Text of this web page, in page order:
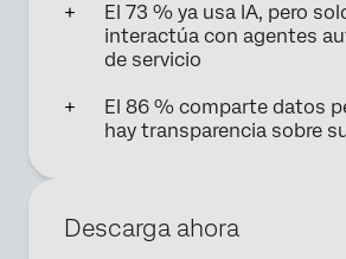
El 73 % ya usa IA, pero
interactúa con agentes
de servicio
El 86 % comparte datos
hay transparencia sobre
Descarga ahora